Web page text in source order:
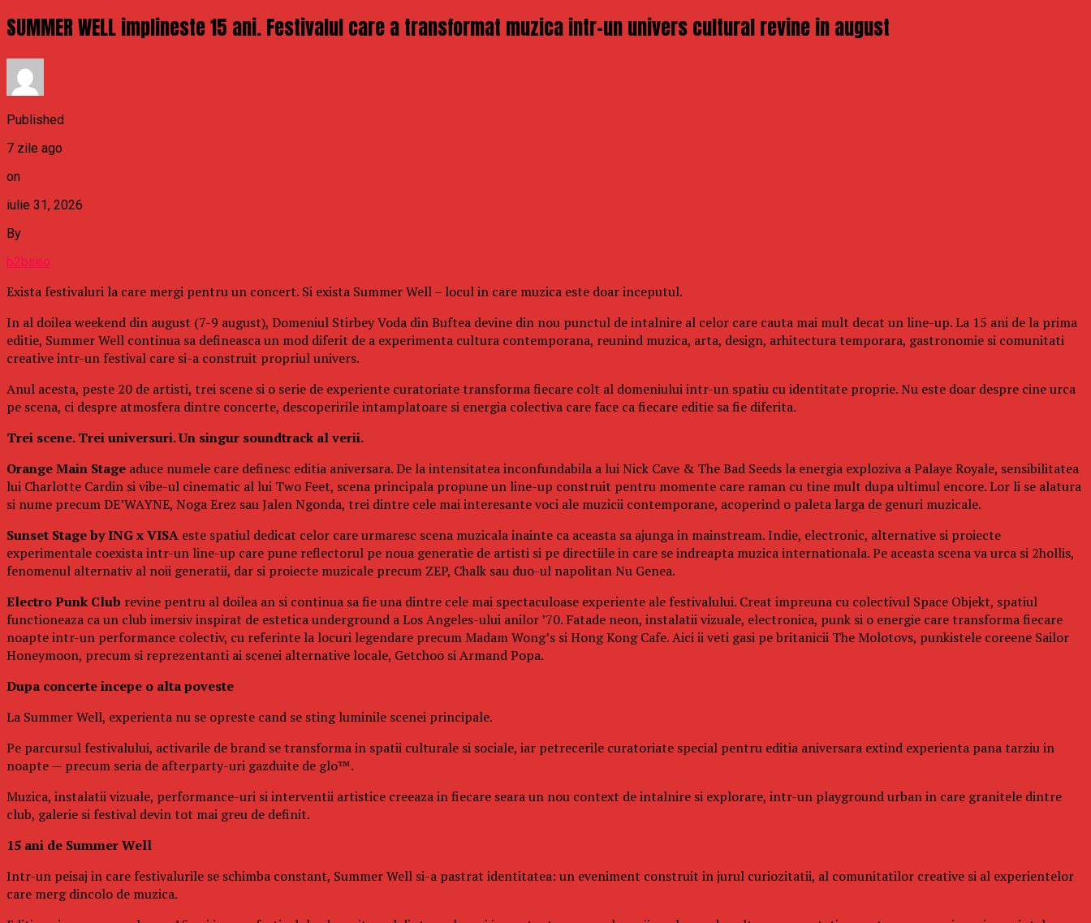
SUMMER WELL implineste 15 ani. Festivalul care a transformat muzica intr-un univers cultural revine in august
Published
7 zile ago
on
iulie 31, 2026
By
b2bseo
Exista festivaluri la care mergi pentru un concert. Si exista Summer Well – locul in care muzica este doar inceputul.
In al doilea weekend din august (7-9 august), Domeniul Stirbey Voda din Buftea devine din nou punctul de intalnire al celor care cauta mai mult decat un line-up. La 15 ani de la prima
editie, Summer Well continua sa defineasca un mod diferit de a experimenta cultura contemporana, reunind muzica, arta, design, arhitectura temporara, gastronomie si comunitati
creative intr-un festival care si-a construit propriul univers.
Anul acesta, peste 20 de artisti, trei scene si o serie de experiente curatoriate transforma fiecare colt al domeniului intr-un spatiu cu identitate proprie. Nu este doar despre cine urca
pe scena, ci despre atmosfera dintre concerte, descoperirile intamplatoare si energia colectiva care face ca fiecare editie sa fie diferita.
Trei scene. Trei universuri. Un singur soundtrack al verii.
Orange Main Stage aduce numele care definesc editia aniversara. De la intensitatea inconfundabila a lui Nick Cave & The Bad Seeds la energia exploziva a Palaye Royale, sensibilitatea
lui Charlotte Cardin si vibe-ul cinematic al lui Two Feet, scena principala propune un line-up construit pentru momente care raman cu tine mult dupa ultimul encore. Lor li se alatura
si nume precum DE’WAYNE, Noga Erez sau Jalen Ngonda, trei dintre cele mai interesante voci ale muzicii contemporane, acoperind o paleta larga de genuri muzicale.
Sunset Stage by ING x VISA este spatiul dedicat celor care urmaresc scena muzicala inainte ca aceasta sa ajunga in mainstream. Indie, electronic, alternative si proiecte
experimentale coexista intr-un line-up care pune reflectorul pe noua generatie de artisti si pe directiile in care se indreapta muzica internationala. Pe aceasta scena va urca si 2hollis,
fenomenul alternativ al noii generatii, dar si proiecte muzicale precum ZEP, Chalk sau duo-ul napolitan Nu Genea.
Electro Punk Club revine pentru al doilea an si continua sa fie una dintre cele mai spectaculoase experiente ale festivalului. Creat impreuna cu colectivul Space Objekt, spatiul
functioneaza ca un club imersiv inspirat de estetica underground a Los Angeles-ului anilor ’70. Fatade neon, instalatii vizuale, electronica, punk si o energie care transforma fiecare
noapte intr-un performance colectiv, cu referinte la locuri legendare precum Madam Wong’s si Hong Kong Cafe. Aici ii veti gasi pe britanicii The Molotovs, punkistele coreene Sailor
Honeymoon, precum si reprezentanti ai scenei alternative locale, Getchoo si Armand Popa.
Dupa concerte incepe o alta poveste
La Summer Well, experienta nu se opreste cand se sting luminile scenei principale.
Pe parcursul festivalului, activarile de brand se transforma in spatii culturale si sociale, iar petrecerile curatoriate special pentru editia aniversara extind experienta pana tarziu in
noapte — precum seria de afterparty-uri gazduite de glo™.
Muzica, instalatii vizuale, performance-uri si interventii artistice creeaza in fiecare seara un nou context de intalnire si explorare, intr-un playground urban in care granitele dintre
club, galerie si festival devin tot mai greu de definit.
15 ani de Summer Well
Intr-un peisaj in care festivalurile se schimba constant, Summer Well si-a pastrat identitatea: un eveniment construit in jurul curiozitatii, al comunitatilor creative si al experientelor
care merg dincolo de muzica.